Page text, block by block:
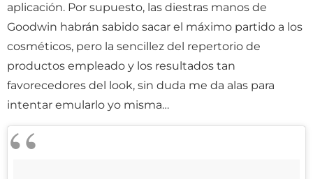
aplicación. Por supuesto, las diestras manos de
Goodwin habrán sabido sacar el máximo partido a los
cosméticos, pero la sencillez del repertorio de
productos empleado y los resultados tan
favorecedores del look, sin duda me da alas para
intentar emularlo yo misma…